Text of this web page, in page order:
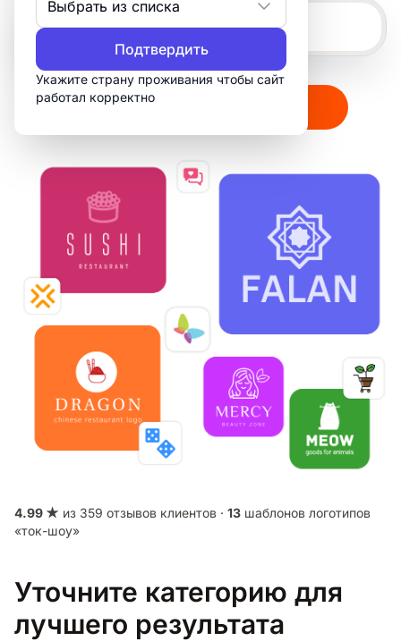
Выбрать из списка
Подтвердить
Укажите страну проживания чтобы сайт
работал корректно
Создать мой логотип
4.99 ★ из 359 отзывов клиентов · 13 шаблонов логотипов
«ток-шоу»
Уточните категорию для
лучшего результата